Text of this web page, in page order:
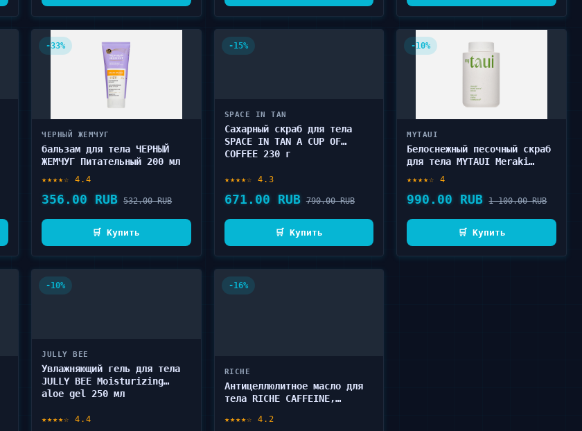
-33%
ЧЕРНЫЙ ЖЕМЧУГ
бальзам для тела ЧЕРНЫЙ
ЖЕМЧУГ Питательный 200 мл
★★★★☆ 4.4
356.00 RUB 532.00 RUB
🛒 Купить
-15%
SPACE IN TAN
Сахарный скраб для тела
SPACE IN TAN A CUP OF
COFFEE 230 г
★★★★☆ 4.3
671.00 RUB 790.00 RUB
🛒 Купить
-10%
MYTAUI
Белоснежный песочный скраб
для тела MYTAUI Meraki
coral sand scrub 530 г
★★★★☆ 4
990.00 RUB 1 100.00 RUB
🛒 Купить
-10%
JULLY BEE
Увлажняющий гель для тела
JULLY BEE Moisturizing
aloe gel 250 мл
★★★★☆ 4.4
-16%
RICHE
Антицеллюлитное масло для
тела RICHE CAFFEINE,
★★★★☆ 4.2